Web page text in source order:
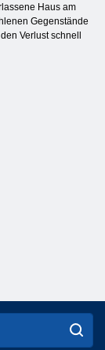
Haus am
Gegenstände
Verlust schnell